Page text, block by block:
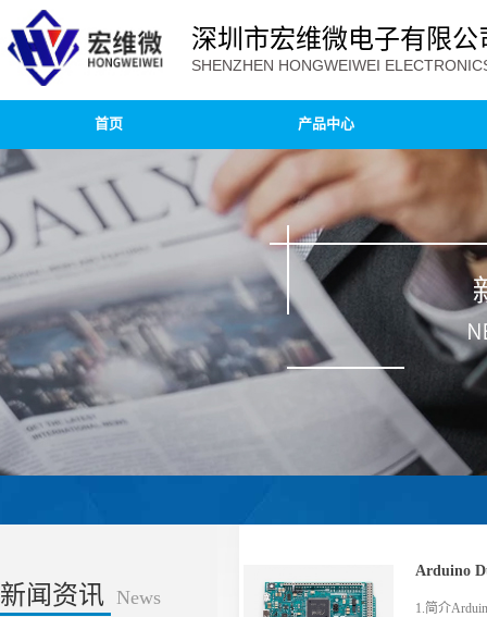
深圳市宏维微电子有限公
SHENZHEN HONGWEIWEI
首页 产品中心
新闻资讯 News
Arduino
1.简介